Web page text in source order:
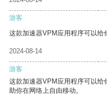
游客
这款加速器VPM应用程序可以给
2024-08-14
游客
这款加速器VPM应用程序可以
助你在网络上自由移动。